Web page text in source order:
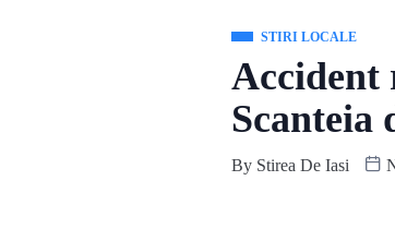
STIRI LOCALE
Accident
Scanteia
By Stirea De Iasi